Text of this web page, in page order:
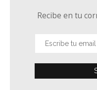
Recibe en tu